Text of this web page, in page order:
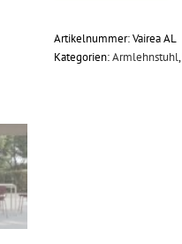
Artikelnummer:Vairea AL
Kategorien:Armlehnstuhl,